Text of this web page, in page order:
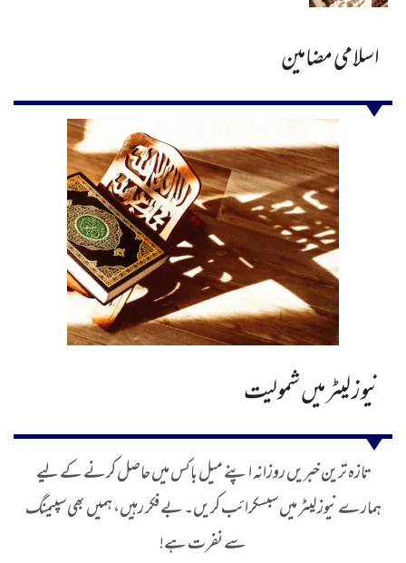
اسلامی مضامین
نیوز لیٹر میں شمولیت
تازہ ترین خبریں روزانہ اپنے میل باکس میں حاصل کرنے کے لیے
ہمارے نیوز لیٹر میں سبسکرائب کریں۔ بے فکر رہیں، ہمیں بھی سپیمنگ
سے نفرت ہے!